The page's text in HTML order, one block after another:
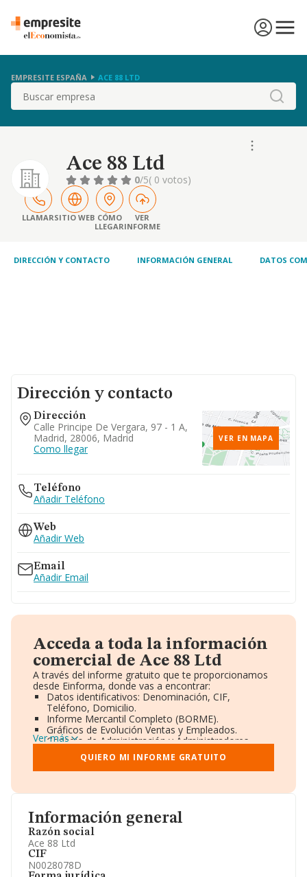
EMPRESITE ESPAÑA ACE 88 LTD
Buscar
Ace 88 Ltd
0/5( 0 votos)
LLAMARSITIO WEB CÓMO
LLEGAR
VER
INFORME
DIRECCIÓN Y CONTACTO INFORMACIÓN GENERAL DATOS
Información general
Razón social
Ace 88 Ltd
CIF
N0028078D
Dirección y contacto
Dirección
Calle Principe De Vergara, 97 - 1 A,
Madrid, 28006, Madrid
Como llegar
VER EN MAPA
Teléfono
Añadir Teléfono
Web
Añadir Web
Email
Añadir Email
Acceda a toda la información
comercial de Ace 88 Ltd
A través del informe gratuito que te proporcionamos
desde Einforma, donde vas a encontrar:
Datos identificativos: Denominación, CIF,
Teléfono, Domicilio.
Informe Mercantil Completo (BORME).
Gráficos de Evolución Ventas y Empleados.
Consejo de Administración y Administradores.
Directivos y Ejecutivos.
Accionistas.
Participaciones y Vinculaciones en otras empresas.
Información oficial y registral complementaria.
Ver más
QUIERO MI INFORME GRATUITO